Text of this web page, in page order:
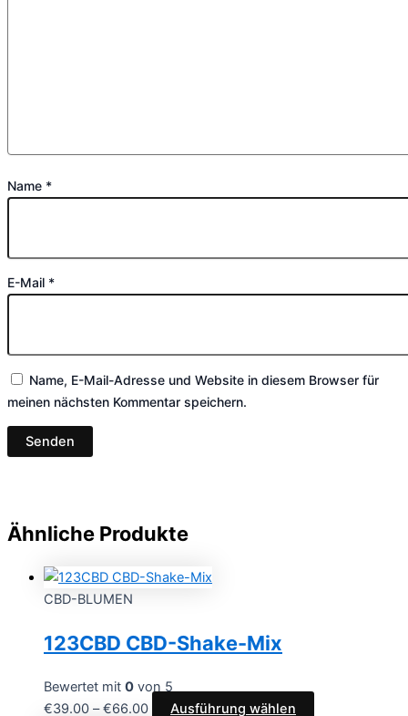
Name *
E-Mail *
Name, E-Mail-Adresse und Website in diesem Browser für
meinen nächsten Kommentar speichern.
Ähnliche Produkte
CBD-BLUMEN
123CBD CBD-Shake-Mix
Bewertet mit 0 von 5
€39.00 –€66.00 Ausführung wählen